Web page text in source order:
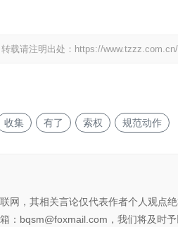
载请注明出处： https://
收集 有了 索权 规范动作
网，其相关言论仅代表作者个人观点
：bqsm@foxmail.com，我们将及时予